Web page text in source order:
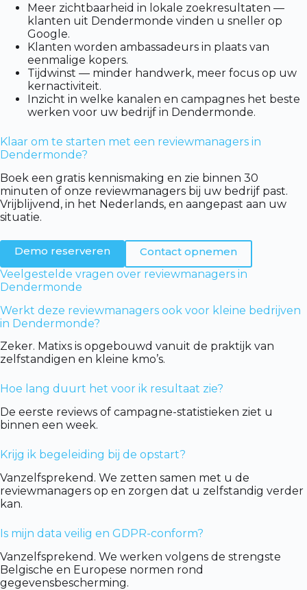
Meer zichtbaarheid in lokale zoekresultaten —
klanten uit Dendermonde vinden u sneller op
Google.
Klanten worden ambassadeurs in plaats van
eenmalige kopers.
Tijdwinst — minder handwerk, meer focus op uw
kernactiviteit.
Inzicht in welke kanalen en campagnes het beste
werken voor uw bedrijf in Dendermonde.
Klaar om te starten met een reviewmanagers in
Dendermonde?
Boek een gratis kennismaking en zie binnen 30
minuten of onze reviewmanagers bij uw bedrijf past.
Vrijblijvend, in het Nederlands, en aangepast aan uw
situatie.
Demo reserveren
Contact opnemen
Veelgestelde vragen over reviewmanagers in
Dendermonde
Werkt deze reviewmanagers ook voor kleine bedrijven
in Dendermonde?
Zeker. Matixs is opgebouwd vanuit de praktijk van
zelfstandigen en kleine kmo’s.
Hoe lang duurt het voor ik resultaat zie?
De eerste reviews of campagne-statistieken ziet u
binnen een week.
Krijg ik begeleiding bij de opstart?
Vanzelfsprekend. We zetten samen met u de
reviewmanagers op en zorgen dat u zelfstandig verder
kan.
Is mijn data veilig en GDPR-conform?
Vanzelfsprekend. We werken volgens de strengste
Belgische en Europese normen rond
gegevensbescherming.